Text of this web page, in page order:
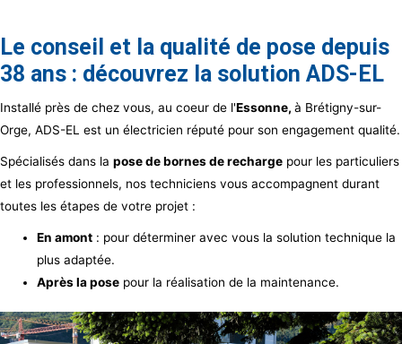
Le conseil et la qualité de pose depuis
38 ans : découvrez la solution ADS-EL
Installé près de chez vous, au coeur de l'Essonne, à Brétigny-sur-
Orge, ADS-EL est un électricien réputé pour son engagement qualité.
Spécialisés dans la pose de bornes de recharge pour les particuliers
et les professionnels, nos techniciens vous accompagnent durant
toutes les étapes de votre projet :
En amont : pour déterminer avec vous la solution technique la
plus adaptée.
Après la pose pour la réalisation de la maintenance.